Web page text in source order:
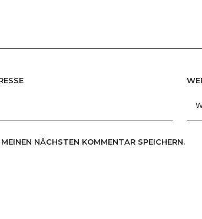
NÄCHSTEN KOMMENTAR SPEICHERN.